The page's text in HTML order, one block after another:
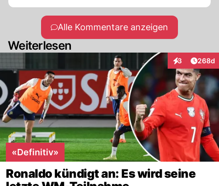
Alle Kommentare anzeigen
Weiterlesen
3
Interaktionen
268d
«Definitiv»
Ronaldo kündigt an: Es wird seine